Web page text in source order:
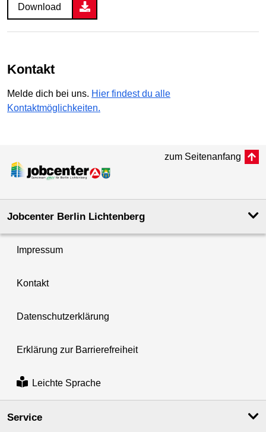
Download
Kontakt
Melde dich bei uns. Hier findest du alle
Kontaktmöglichkeiten.
zum Seitenanfang
Jobcenter Berlin Lichtenberg
Impressum
Kontakt
Datenschutzerklärung
Erklärung zur Barrierefreiheit
Leichte Sprache
Service